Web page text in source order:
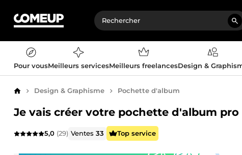
Pour vousMeilleurs servicesMeilleurs freelancesDesign &
AccueilDesign & Graphisme Pochette d'album
Je vais créer votre pochette d'album pro
5,0 (29) Ventes33 Top service